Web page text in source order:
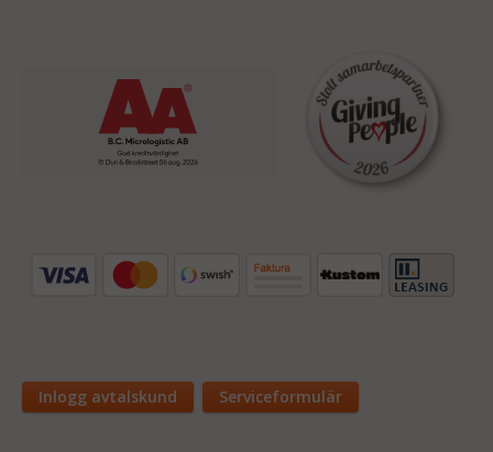
Inlogg avtalskund Serviceformulär